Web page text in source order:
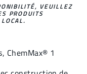
VEUILLEZ
PRODUITS
, ChemMax® 1